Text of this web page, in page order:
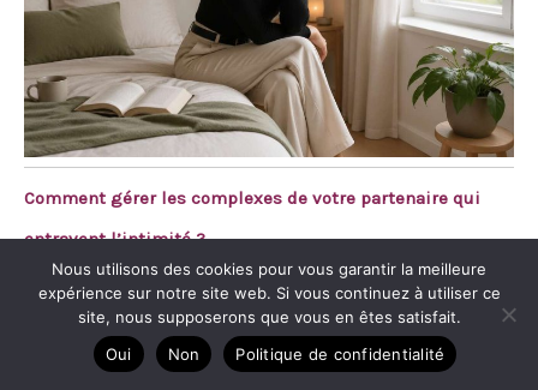
Comment gérer les complexes de votre partenaire qui
entravent l’intimité ?
Nous utilisons des cookies pour vous garantir la meilleure
expérience sur notre site web. Si vous continuez à utiliser ce
site, nous supposerons que vous en êtes satisfait.
Oui
Non Politique de confidentialité